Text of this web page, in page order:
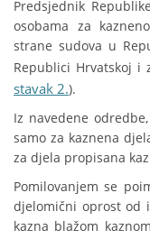
Predsjednik
osobama za
strane sudova u
Republici Hrvatskoj i
stavak 2.).
Iz navedene
samo za kaznena
za djela propisana
Pomilovanjem se
djelomični oprost od
kazna blažom